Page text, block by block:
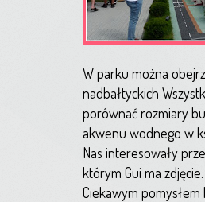
W parku można
nadbałtyckich
porównać rozmiary
akwenu wodnego w
Nas interesowały
którym Gui ma zdjęcie.
Ciekawym